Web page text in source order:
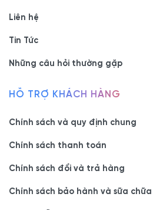
- Showroom 1:
- Hotline/Zalo:
Thuận, Tp Hồ Chí Minh
- Xưởng SX: 83/10 Dương Thị
Thuận, Tp. Hồ Chí Minh
0933.118.799
Liên hệ
Tin Tức
Những câu hỏi thường gặp
HỖ TRỢ KHÁCH HÀNG
Chính sách và quy định chung
Chính sách thanh toán
Chính sách đổi và trả hàng
Chính sách bảo hành và sữa chữa